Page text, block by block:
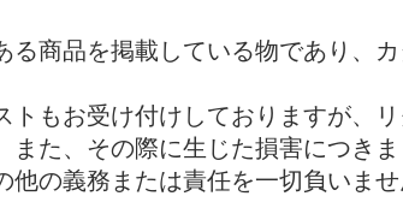
る商品を掲載している物であり、
トもお受け付けしておりますが、
また、その際に生じた損害につき
の義務または責任を一切負いませ